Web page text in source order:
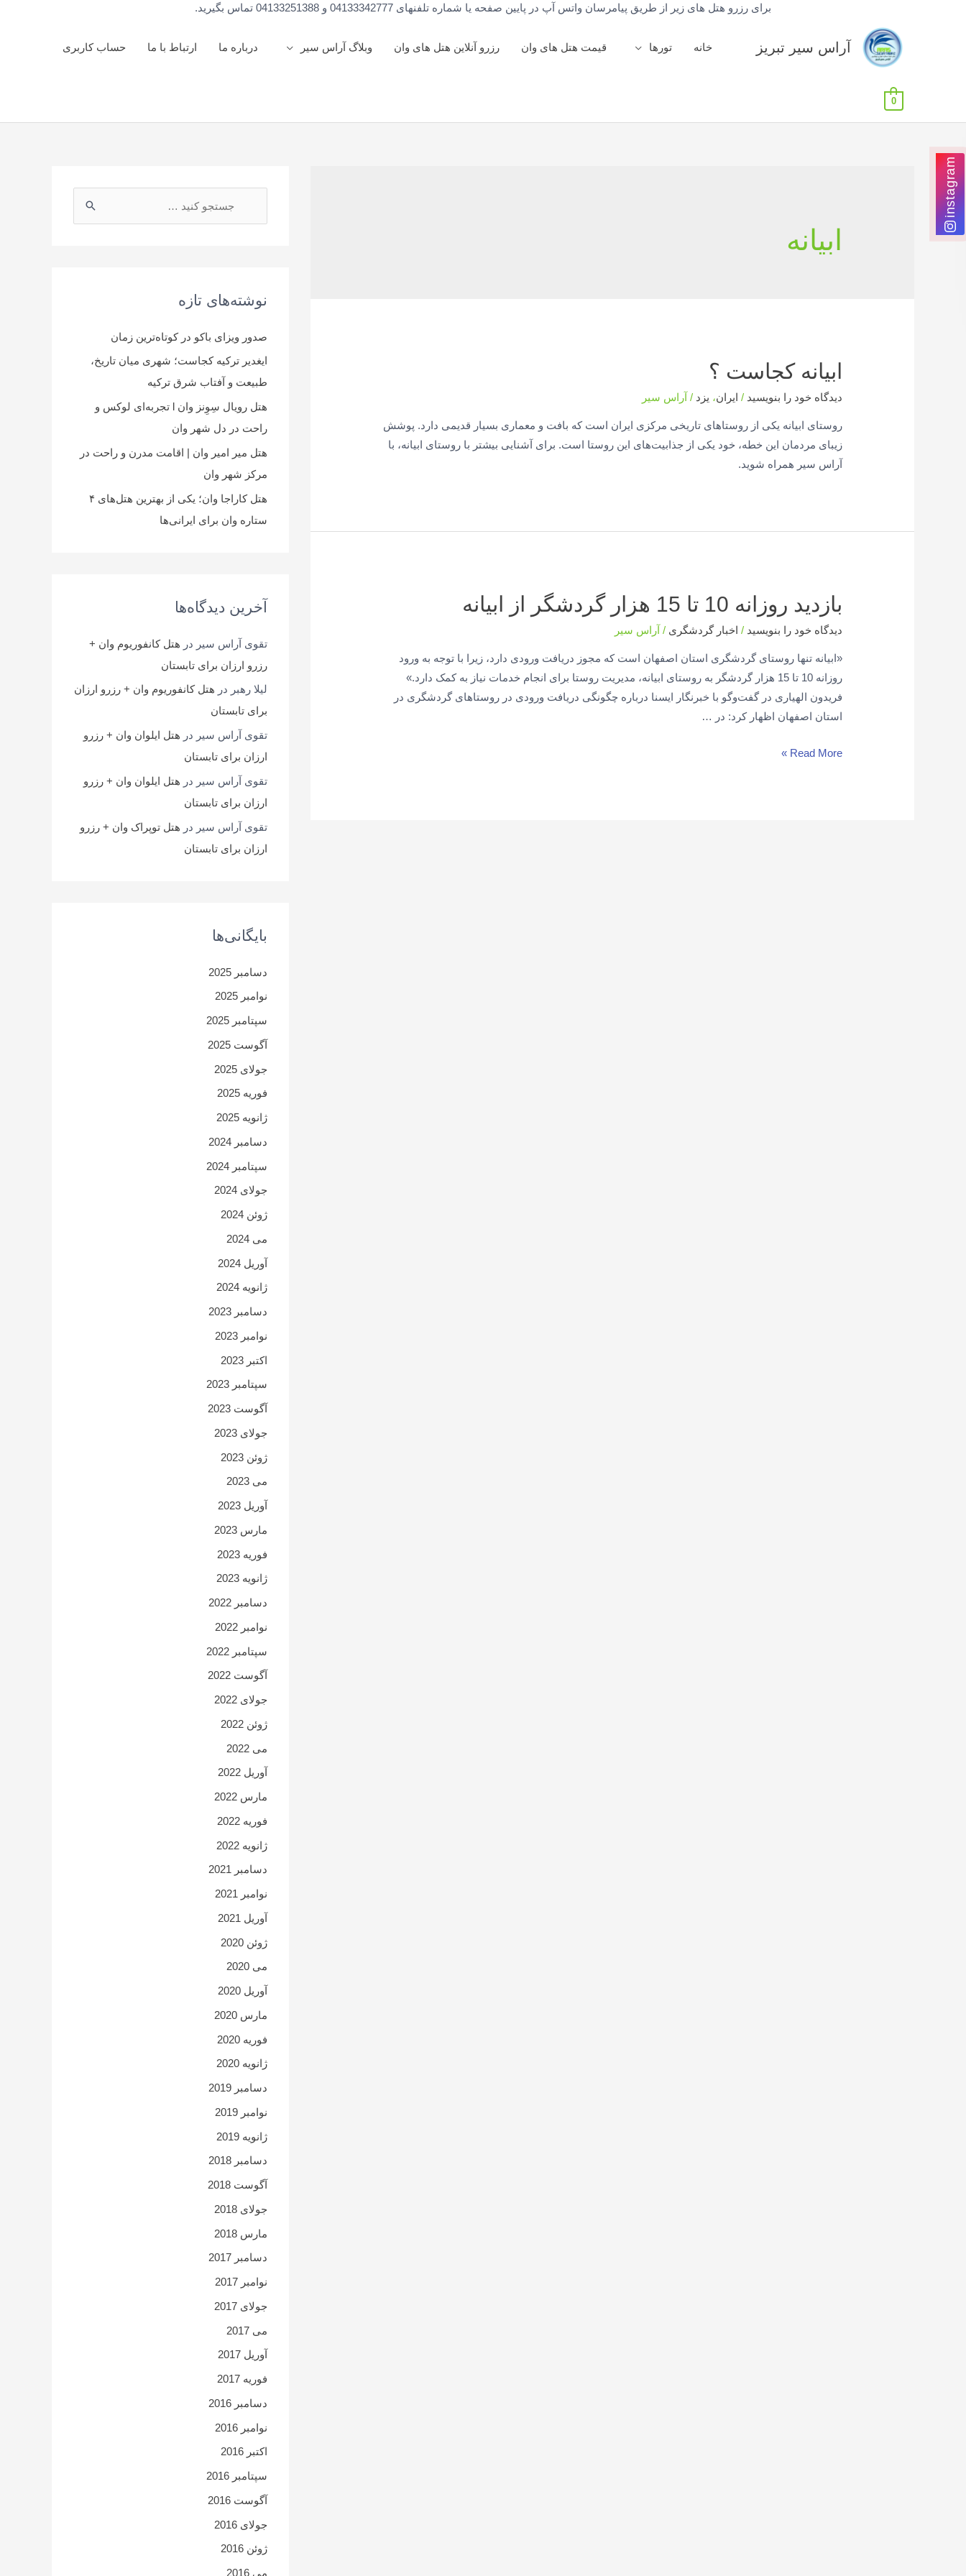
برای رزرو هتل های زیر از طریق پیامرسان واتس آپ در پایین صفحه یا شماره تلفنهای 04133342777 و 04133251388 تماس بگیرید.
آراس سیر تبریز خانه تورها قیمت هتل های وان رزرو آنلاین هتل های وان وبلاگ آراس سیر درباره ما ارتباط با ما حساب کاربری
0
ابیانه
ابیانه کجاست ؟
دیدگاه‌ خود را بنویسید / ایران، یزد / آراس سیر
روستای ابیانه یکی از روستاهای تاریخی مرکزی ایران است که بافت و معماری بسیار قدیمی دارد. پوشش
زیبای مردمان این خطه، خود یکی از جذابیت‌های این روستا است. برای آشنایی بیشتر با روستای ابیانه، با
آراس سیر همراه شوید.
بازدید روزانه 10 تا 15 هزار گردشگر از ابیانه
دیدگاه‌ خود را بنویسید / اخبار گردشگری / آراس سیر
«ابیانه تنها روستای گردشگری استان اصفهان است که مجوز دریافت ورودی دارد، زیرا با توجه به ورود
روزانه 10 تا 15 هزار گردشگر به روستای ابیانه، مدیریت روستا برای انجام خدمات نیاز به کمک دارد.»
فریدون الهیاری در گفت‌وگو با خبرنگار ایسنا درباره چگونگی دریافت ورودی در روستاهای گردشگری در
استان اصفهان اظهار کرد: در …
Read More »
نوشته‌های تازه
صدور ویزای باکو در کوتاه‌ترین زمان
ایغدیر ترکیه کجاست؛ شهری میان تاریخ،
طبیعت و آفتاب شرق ترکیه
هتل رویال سِوِنز وان l تجربه‌ای لوکس و
راحت در دل شهر وان
هتل میر امیر وان | اقامت مدرن و راحت در
مرکز شهر وان
هتل کاراجا وان؛ یکی از بهترین هتل‌های ۴
ستاره وان برای ایرانی‌ها
آخرین دیدگاه‌ها
تقوی آراس سیر در هتل کانفوریوم وان +
رزرو ارزان برای تابستان
لیلا رهبر در هتل کانفوریوم وان + رزرو ارزان
برای تابستان
تقوی آراس سیر در هتل ایلوان وان + رزرو
ارزان برای تابستان
تقوی آراس سیر در هتل ایلوان وان + رزرو
ارزان برای تابستان
تقوی آراس سیر در هتل توپراک وان + رزرو
ارزان برای تابستان
بایگانی‌ها
دسامبر 2025
نوامبر 2025
سپتامبر 2025
آگوست 2025
جولای 2025
فوریه 2025
ژانویه 2025
دسامبر 2024
سپتامبر 2024
جولای 2024
ژوئن 2024
می 2024
آوریل 2024
ژانویه 2024
دسامبر 2023
نوامبر 2023
اکتبر 2023
سپتامبر 2023
آگوست 2023
جولای 2023
ژوئن 2023
می 2023
آوریل 2023
مارس 2023
فوریه 2023
ژانویه 2023
دسامبر 2022
نوامبر 2022
سپتامبر 2022
آگوست 2022
جولای 2022
ژوئن 2022
می 2022
آوریل 2022
مارس 2022
فوریه 2022
ژانویه 2022
دسامبر 2021
نوامبر 2021
آوریل 2021
ژوئن 2020
می 2020
آوریل 2020
مارس 2020
فوریه 2020
ژانویه 2020
دسامبر 2019
نوامبر 2019
ژانویه 2019
دسامبر 2018
آگوست 2018
جولای 2018
مارس 2018
دسامبر 2017
نوامبر 2017
جولای 2017
می 2017
آوریل 2017
فوریه 2017
دسامبر 2016
نوامبر 2016
اکتبر 2016
سپتامبر 2016
آگوست 2016
جولای 2016
ژوئن 2016
می 2016
instagram